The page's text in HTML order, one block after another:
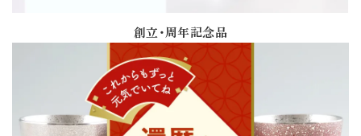
創立・周年記念品